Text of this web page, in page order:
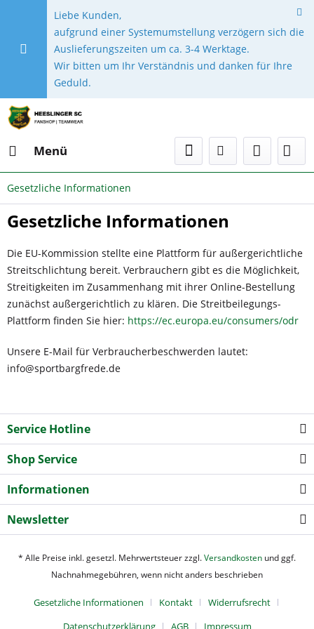
Liebe Kunden,
aufgrund einer Systemumstellung verzögern sich die
Auslieferungszeiten um ca. 3-4 Werktage.
Wir bitten um Ihr Verständnis und danken für Ihre
Geduld.
Menü
Gesetzliche Informationen
Gesetzliche Informationen
Die EU-Kommission stellte eine Plattform für außergerichtliche
Streitschlichtung bereit. Verbrauchern gibt es die Möglichkeit,
Streitigkeiten im Zusammenhang mit ihrer Online-Bestellung
zunächst außergerichtlich zu klären. Die Streitbeilegungs-
Plattform finden Sie hier: https://ec.europa.eu/consumers/odr
Unsere E-Mail für Verbraucherbeschwerden lautet:
info@sportbargfrede.de
Service Hotline
Shop Service
Informationen
Newsletter
* Alle Preise inkl. gesetzl. Mehrwertsteuer zzgl.Versandkosten und ggf.
Nachnahmegebühren, wenn nicht anders beschrieben
Gesetzliche Informationen Kontakt
Widerrufsrecht
Datenschutzerklärung
AGB Impressum